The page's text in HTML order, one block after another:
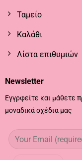
Ταμείο
Καλάθι
Λίστα επιθυμιών
Newsletter
Εγγρφείτε και μάθετε
μοναδικά σχέδια μας